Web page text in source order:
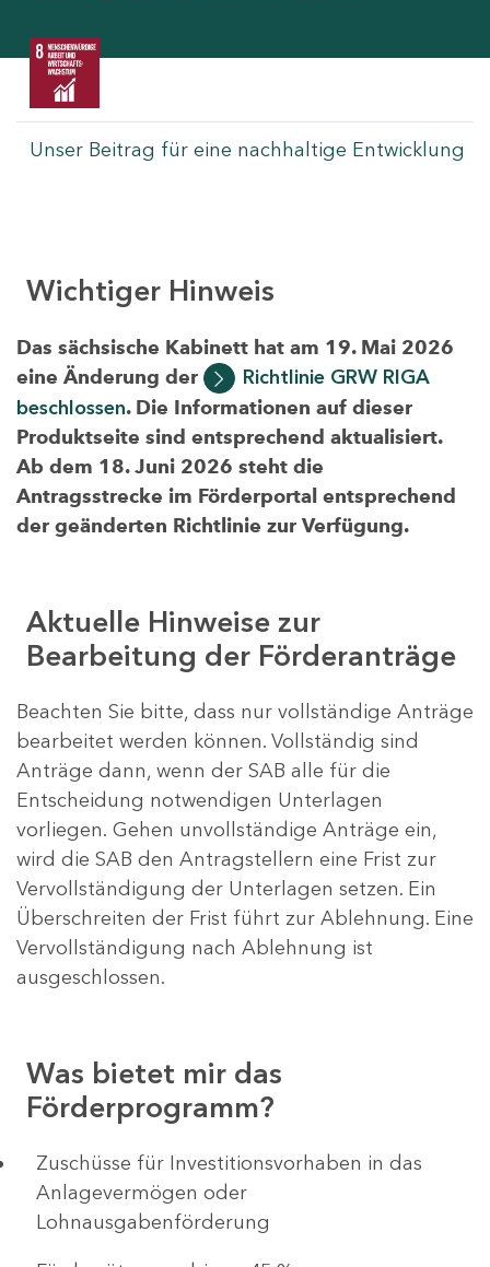
Unser Beitrag für eine nachhaltige Entwicklung
Wichtiger Hinweis
Das sächsische Kabinett hat am 19. Mai 2026
eine Änderung der
Richtlinie GRW RIGA
beschlossen. Die Informationen auf dieser
Produktseite sind entsprechend aktualisiert.
Ab dem 18. Juni 2026 steht die
Antragsstrecke im Förderportal entsprechend
der geänderten Richtlinie zur Verfügung.
Aktuelle Hinweise zur
Bearbeitung der Förderanträge
Beachten Sie bitte, dass nur vollständige Anträge
bearbeitet werden können. Vollständig sind
Anträge dann, wenn der SAB alle für die
Entscheidung notwendigen Unterlagen
vorliegen. Gehen unvollständige Anträge ein,
wird die SAB den Antragstellern eine Frist zur
Vervollständigung der Unterlagen setzen. Ein
Überschreiten der Frist führt zur Ablehnung. Eine
Vervollständigung nach Ablehnung ist
ausgeschlossen.
Was bietet mir das
Förderprogramm?
​​​​​​Zuschüsse für Investitionsvorhaben in das
Anlagevermögen oder
Lohnausgabenförderung